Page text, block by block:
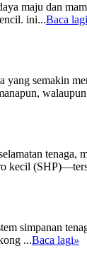
maju dan
ini...Baca lagi
yang semakin
tenaga,
kecil
simpanan
...Baca lagi»